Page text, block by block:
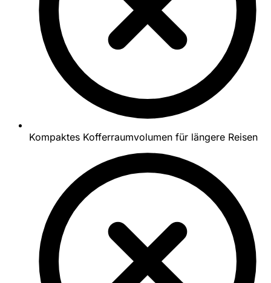
Kompaktes Kofferraumvolumen für längere Reisen